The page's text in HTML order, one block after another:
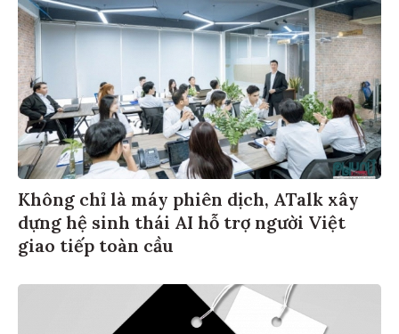
Không chỉ là máy phiên dịch, ATalk xây
dựng hệ sinh thái AI hỗ trợ người Việt
giao tiếp toàn cầu